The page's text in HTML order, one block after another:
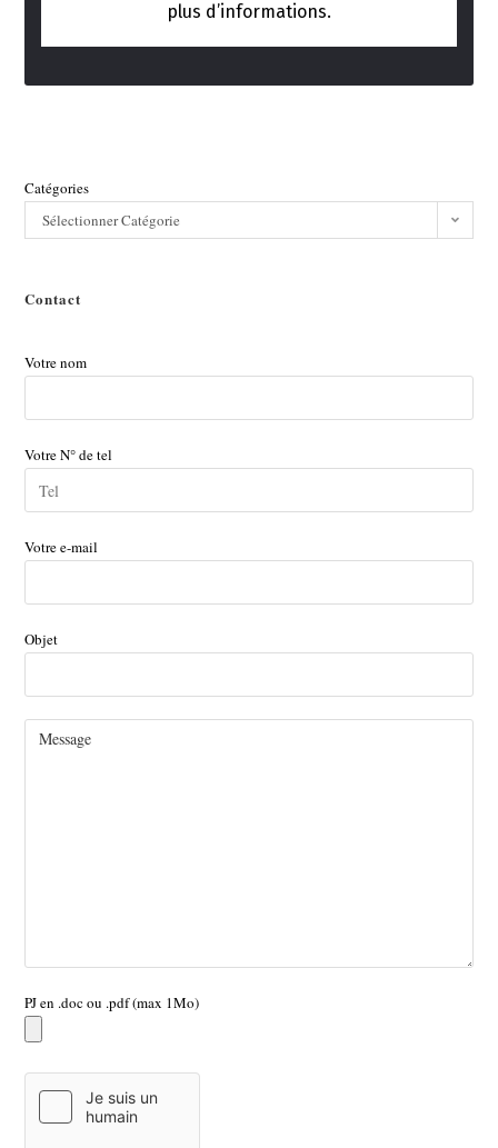
plus d’informations.
Catégories
Sélectionner Catégorie
Contact
Votre nom
Votre N° de tel
Votre e-mail
Objet
PJ en .doc ou .pdf (max 1Mo)